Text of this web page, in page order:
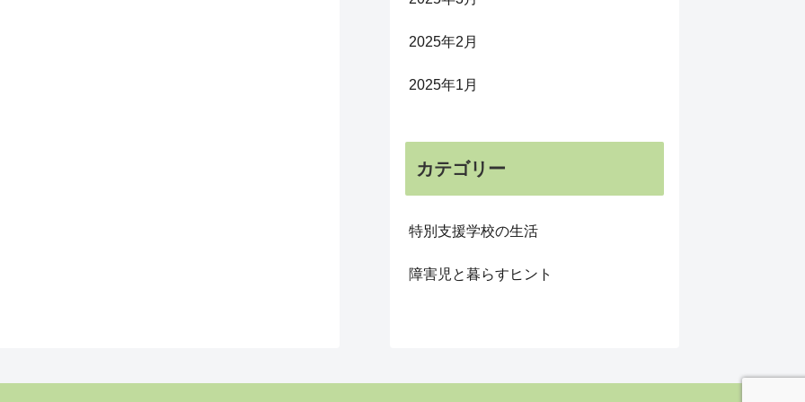
2025年2月
2025年1月
カテゴリー
特別支援学校の生活
障害児と暮らすヒント